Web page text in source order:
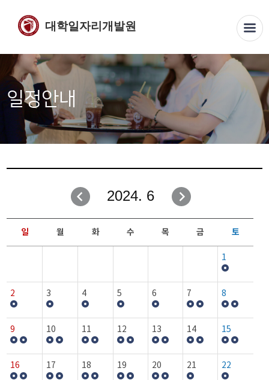
대학일자리개발원
일정안내
2024. 6
일 월 화 수 목 금 토
1
2 3 4 5 6 7 8
9 10 11 12 13 14 15
16 17 18 19 20 21 22